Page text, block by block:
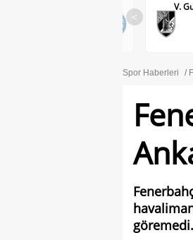
<
V.
Spor Haberleri
göremedi.